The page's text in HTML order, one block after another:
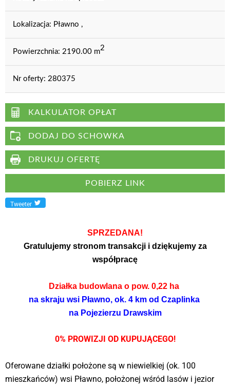
Lokalizacja: Pławno ,
Powierzchnia: 2190.00 m2
Nr oferty: 280375
KALKULATOR OPŁAT
DODAJ DO SCHOWKA
DRUKUJ OFERTĘ
POBIERZ LINK
Tweeter
SPRZEDANA!
Gratulujemy stronom transakcji i dziękujemy za
współpracę
Działka budowlana o pow. 0,22 ha
na skraju wsi Pławno, ok. 4 km od Czaplinka
na Pojezierzu Drawskim
0% PROWIZJI OD KUPUJĄCEGO!
Oferowane działki położone są w niewielkiej (ok. 100
mieszkańców) wsi Pławno, położonej wśród lasów i jezior